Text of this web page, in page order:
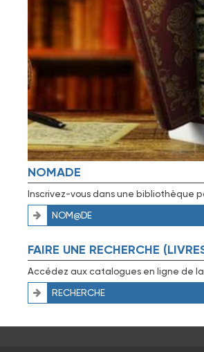
NOMADE
Inscrivez-vous dans une bibliothèque
NOM@DE
FAIRE UNE RECHERCHE
Accédez aux catalogues en ligne de
RECHERCHE